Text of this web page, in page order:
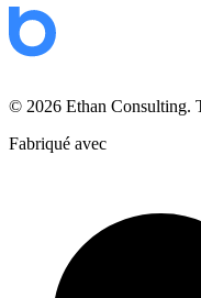
© 2026 Ethan Consulting.
Fabriqué avec